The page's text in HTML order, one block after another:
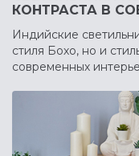
КОНТРАСТА В
Индийские
стиля Бохо, но и
современных